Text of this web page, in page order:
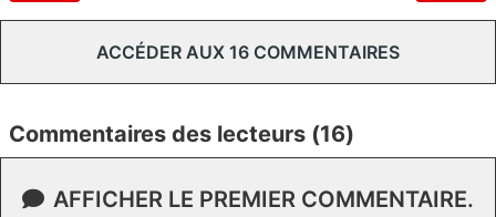
ACCÉDER AUX 16 COMMENTAIRES
Commentaires des lecteurs (16)
AFFICHER LE PREMIER COMMENTAIRE.